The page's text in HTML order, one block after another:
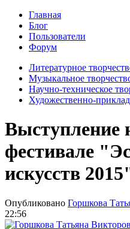
Главная
Блог
Пользователи
Форум
Литературное
Музыкальное
Научно-техническое
Художественно-
Выступление
фестивале
искусств
Опубликовано Горшкова
22:56